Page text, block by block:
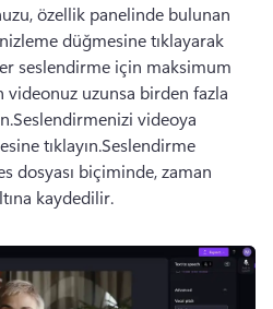
özellik panelinde bulunan
düğmesine tıklayarak
seslendirme için maksimum
videonuz uzunsa birden fazla
Seslendirmenizi videoya
tıklayın.Seslendirme
dosyası biçiminde, zaman
kaydedilir.